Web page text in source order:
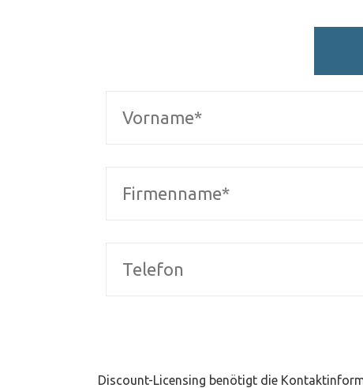
Discount-Licensing benötigt die